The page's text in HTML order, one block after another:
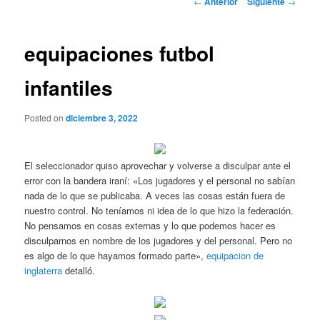
equipaciones futbol
infantiles
Posted ondiciembre 3, 2022
El seleccionador quiso aprovechar y volverse a disculpar ante el
error con la bandera iraní: «Los jugadores y el personal no sabían
nada de lo que se publicaba. A veces las cosas están fuera de
nuestro control. No teníamos ni idea de lo que hizo la federación.
No pensamos en cosas externas y lo que podemos hacer es
disculparnos en nombre de los jugadores y del personal. Pero no
es algo de lo que hayamos formado parte»,equipacion de
inglaterra detalló.